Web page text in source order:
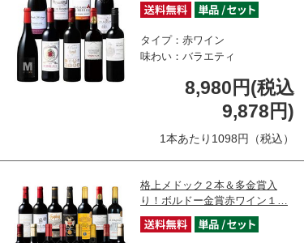
タイプ：赤ワイン
味わい：バラエティ
8,980円(税込
9,878円)
1本あたり1098円（税込）
格上メドック２本＆多金賞入
り！ボルドー金賞赤ワイン１…